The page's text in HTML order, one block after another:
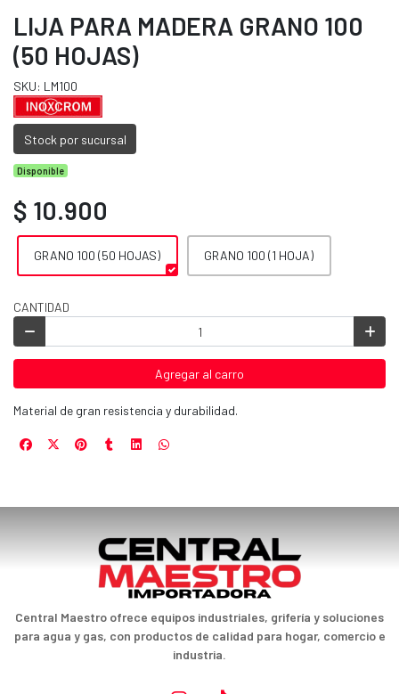
LIJA PARA MADERA GRANO 100
(50 HOJAS)
SKU: LM100
Stock por sucursal
Disponible
$ 10.900
GRANO 100 (50 HOJAS) GRANO 100 (1 HOJA)
CANTIDAD
Agregar al carro
Material de gran resistencia y durabilidad.
Central Maestro ofrece equipos industriales, grifería y soluciones
para agua y gas, con productos de calidad para hogar, comercio e
industria.